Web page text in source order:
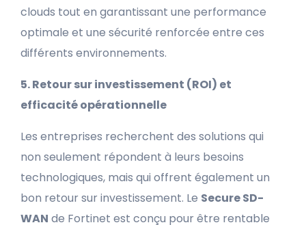
clouds tout en garantissant une performance
optimale et une sécurité renforcée entre ces
différents environnements.
5. Retour sur investissement (ROI) et
efficacité opérationnelle
Les entreprises recherchent des solutions qui
non seulement répondent à leurs besoins
technologiques, mais qui offrent également un
bon retour sur investissement. Le Secure SD-
WAN de Fortinet est conçu pour être rentable